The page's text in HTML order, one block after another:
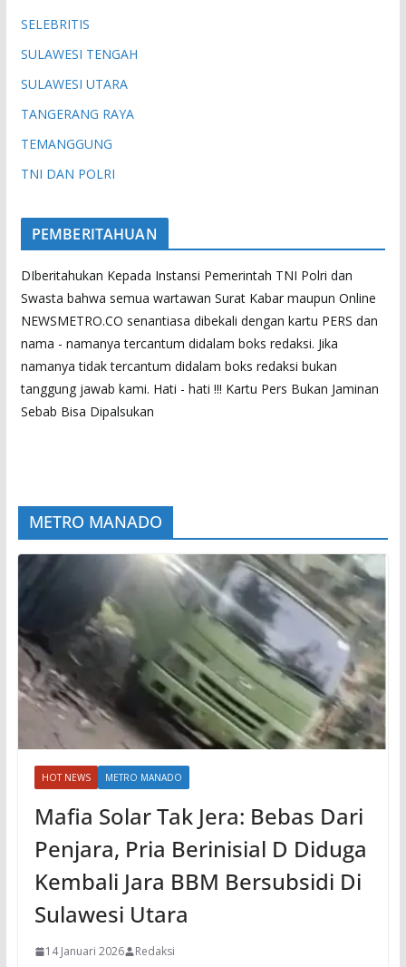
SELEBRITIS
SULAWESI TENGAH
SULAWESI UTARA
TANGERANG RAYA
TEMANGGUNG
TNI DAN POLRI
PEMBERITAHUAN
DIberitahukan Kepada Instansi Pemerintah TNI Polri dan
Swasta bahwa semua wartawan Surat Kabar maupun Online
NEWSMETRO.CO senantiasa dibekali dengan kartu PERS dan
nama - namanya tercantum didalam boks redaksi. Jika
namanya tidak tercantum didalam boks redaksi bukan
tanggung jawab kami. Hati - hati !!! Kartu Pers Bukan Jaminan
Sebab Bisa Dipalsukan
METRO MANADO
HOT NEWS METRO MANADO
Mafia Solar Tak Jera: Bebas Dari
Penjara, Pria Berinisial D Diduga
Kembali Jara BBM Bersubsidi Di
Sulawesi Utara
14 Januari 2026 Redaksi